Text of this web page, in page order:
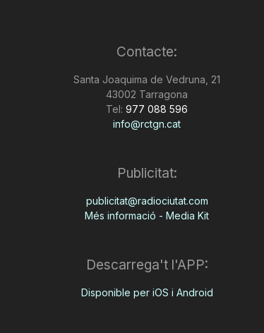
Contacte:
Santa Joaquima de Vedruna, 21
43002 Tarragona
Tel: 977 088 596
info@rctgn.cat
Publicitat:
publicitat@radiociutat.com
Més informació - Media Kit
Descarrega't l'APP:
Disponible per iOS i Android